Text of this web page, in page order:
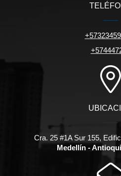
Cra. 25 #1A Sur 155,
Medellín -